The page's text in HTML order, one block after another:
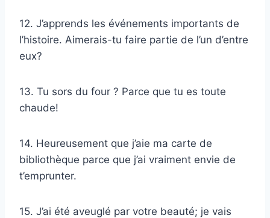
12. J’apprends les événements importants de
l’histoire. Aimerais-tu faire partie de l’un d’entre
eux?
13. Tu sors du four ? Parce que tu es toute
chaude!
14. Heureusement que j’aie ma carte de
bibliothèque parce que j’ai vraiment envie de
t’emprunter.
15. J’ai été aveuglé par votre beauté; je vais